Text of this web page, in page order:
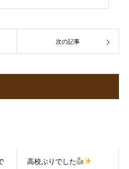
次の記事
高校ぶりでした